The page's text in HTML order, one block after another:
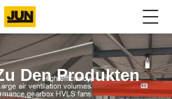
Den Produkten